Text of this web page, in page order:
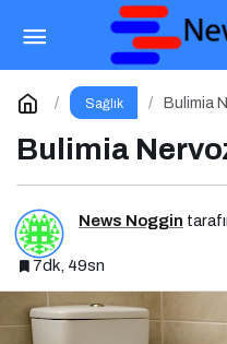
Sağlık Bulimia
Bulimia
News Noggin
7dk, 49sn
Anoreksiya
Yorum Yap